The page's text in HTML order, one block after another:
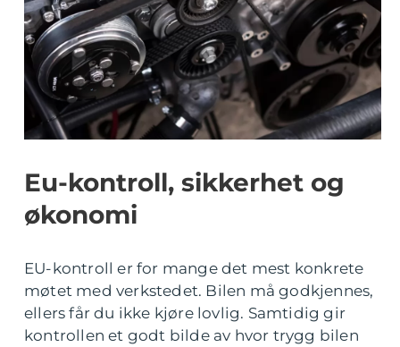
Eu-kontroll, sikkerhet og
økonomi
EU-kontroll er for mange det mest konkrete
møtet med verkstedet. Bilen må godkjennes,
ellers får du ikke kjøre lovlig. Samtidig gir
kontrollen et godt bilde av hvor trygg bilen